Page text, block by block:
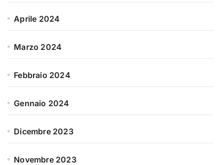
Aprile 2024
Marzo 2024
Febbraio 2024
Gennaio 2024
Dicembre 2023
Novembre 2023